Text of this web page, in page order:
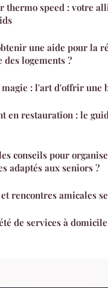
thermo speed : votre
une aide pour la
des logements ?
: l'art d'offrir une
en restauration : le
conseils pour
adaptés aux seniors ?
rencontres amicales
de services à